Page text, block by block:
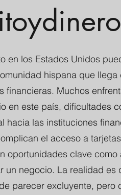
en los Estados Unidos
hispana que
financieras. Muchos
en este país, dificultades
hacia las instituciones
el acceso a
oportunidades clave como
un negocio. La realidad es
parecer excluyente, pero